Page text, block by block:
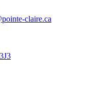
claire.ca